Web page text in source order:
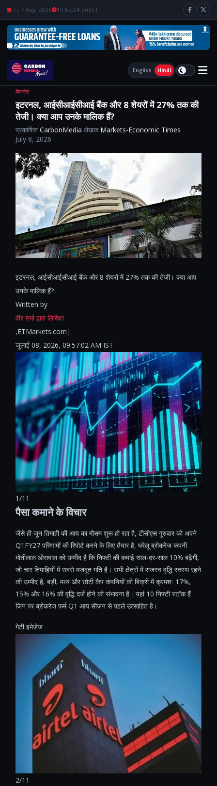
Fri, 7 Aug, 2026 10:52:05 pmIST
English Hindi
बिजनेस
इटरनल, आईसीआईसीआई बैंक और 8 शेयरों में 27% तक की
तेजी। क्या आप उनके मालिक हैं?
प्रकाशित CarbonMedia लेखक Markets-Economic Times
July 8, 2026
इटरनल, आईसीआईसीआई बैंक और 8 शेयरों में 27% तक की तेजी। क्या आप
उनके मालिक हैं?
Written by
वीर शर्मा द्वारा लिखित
,ETMarkets.com|
जुलाई 08, 2026, 09:57:02 AM IST
1/11
पैसा कमाने के विचार
जैसे ही जून तिमाही की आय का मौसम शुरू हो रहा है, टीसीएस गुरुवार को अपने
Q1FY27 परिणामों की रिपोर्ट करने के लिए तैयार है, घरेलू ब्रोकरेज कंपनी
मोतीलाल ओसवाल को उम्मीद है कि निफ्टी की कमाई साल-दर-साल 10% बढ़ेगी,
जो चार तिमाहियों में सबसे मजबूत गति है। सभी क्षेत्रों में राजस्व वृद्धि स्वस्थ रहने
की उम्मीद है, बड़ी, मध्य और छोटी कैप कंपनियों की बिक्री में क्रमशः 17%,
15% और 16% की वृद्धि दर्ज होने की संभावना है। यहां 10 निफ्टी स्टॉक हैं
जिन पर ब्रोकरेज फर्म Q1 आय सीजन से पहले उत्साहित है।
गेटी इमेजेज
2/11